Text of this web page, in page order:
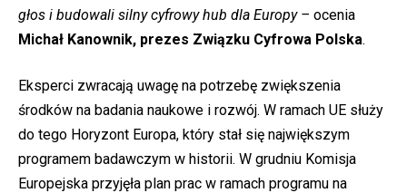
głos i budowali silny cyfrowy hub dla Europy – ocenia
Michał Kanownik, prezes Związku Cyfrowa Polska.
Eksperci zwracają uwagę na potrzebę zwiększenia
środków na badania naukowe i rozwój. W ramach UE służy
do tego Horyzont Europa, który stał się największym
programem badawczym w historii. W grudniu Komisja
Europejska przyjęła plan prac w ramach programu na